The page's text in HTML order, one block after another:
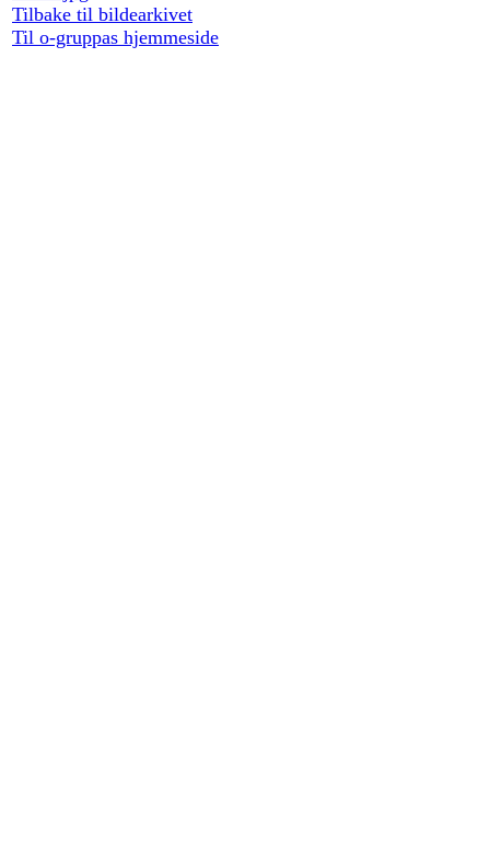
Tilbake til bildearkivet
Til o-gruppas hjemmeside